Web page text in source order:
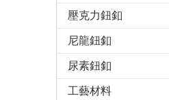
壓克力鈕釦
尼龍鈕釦
尿素鈕釦
工藝材料